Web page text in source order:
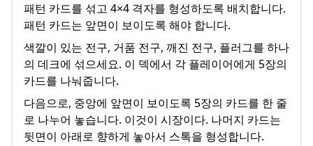
패턴 카드를 섞고 4×4 격자를 형성하도록 배치합니다.
패턴 카드는 앞면이 보이도록 해야 합니다.
색깔이 있는 전구, 거품 전구, 깨진 전구, 플러그를 하나
의 데크에 섞으세요. 이 덱에서 각 플레이어에게 5장의
카드를 나눠줍니다.
다음으로, 중앙에 앞면이 보이도록 5장의 카드를 한 줄
로 나누어 놓습니다. 이것이 시장이다. 나머지 카드는
뒷면이 아래로 향하게 놓아서 스톡을 형성합니다.